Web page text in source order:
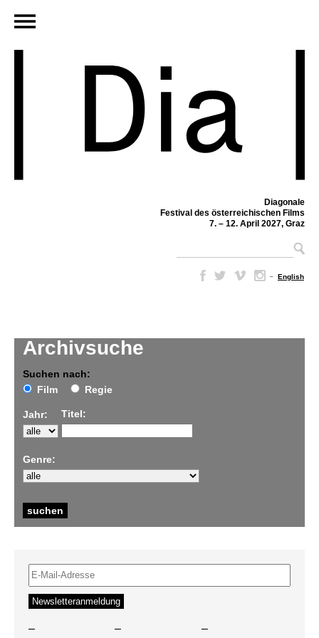
Diagonale
Festival des österreichischen Films
7. – 12. April 2027, Graz
– English
Archivsuche
Suchen nach:
Film
Regie
Jahr: Titel:
Genre:
– – –